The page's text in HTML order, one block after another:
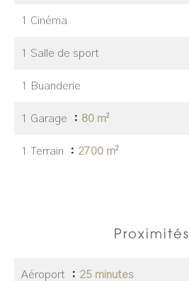
1 Cinéma
1 Salle de sport
1 Buanderie
1 Garage 80 m²
1 Terrain 2700 m²
Proximités
Aéroport 25 minutes